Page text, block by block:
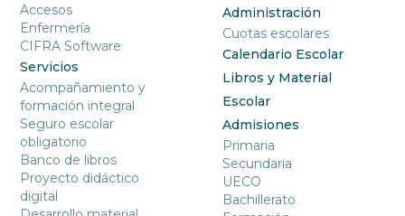
Accesos
Enfermería
CIFRA Software
Servicios
Acompañamiento y
formación integral
Seguro escolar
obligatorio
Banco de libros
Proyecto didáctico
digital
Administración
Cuotas escolares
Calendario Escolar
Libros y Material
Escolar
Admisiones
Primaria
Secundaria
UECO
Bachillerato